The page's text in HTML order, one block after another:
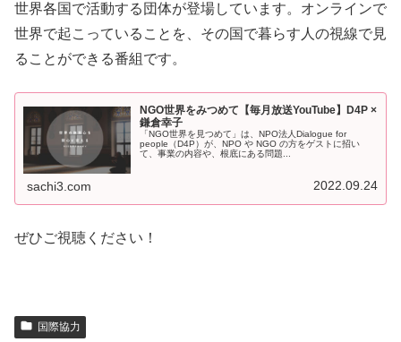
世界各国で活動する団体が登場しています。オンラインで
世界で起こっていることを、その国で暮らす人の視線で見
ることができる番組です。
NGO世界をみつめて【毎月放送YouTube】D4P ×
鎌倉幸子
「NGO世界を見つめて」は、NPO法人Dialogue for
people（D4P）が、NPO や NGO の方をゲストに招い
て、事業の内容や、根底にある問題...
sachi3.com 2022.09.24
ぜひご視聴ください！
国際協力